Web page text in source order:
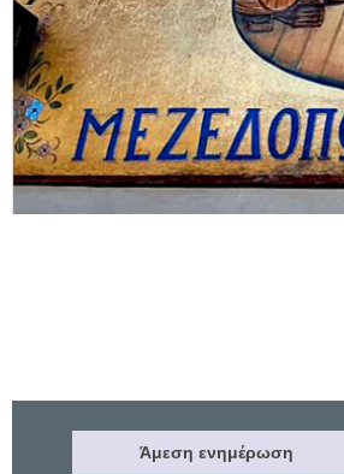
Άμεση ενημέρωση